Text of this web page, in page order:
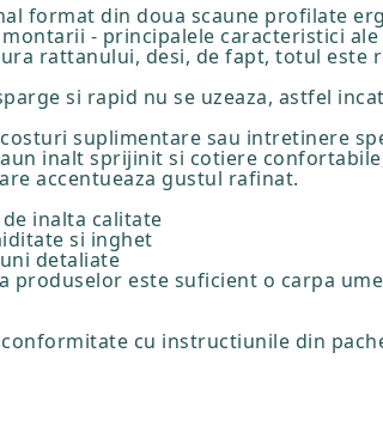
format din doua scaune profilate
- principalele caracteristici
rattanului, desi, de fapt, totul este
si rapid nu se uzeaza, astfel
suplimentare sau intretinere
inalt sprijinit si cotiere
accentueaza gustul rafinat.
inalta calitate
si inghet
detaliate
este suficient o carpa
cu instructiunile din